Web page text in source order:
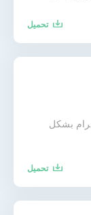
تحميل
بشكل
تحميل